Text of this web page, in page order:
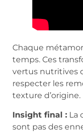
Chaque
temps. Ces
vertus nutritives
respecter les
texture d’origine.
Insight final : La
sont pas des